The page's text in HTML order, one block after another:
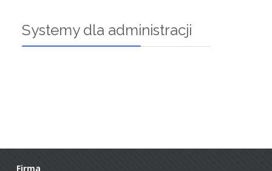
Systemy dla administracji
Firma